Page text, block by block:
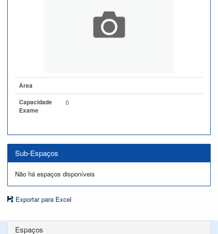
Àrea
Capacidade
Exame
0
Sub-Espaços
Não há espaços disponíveis
Exportar para Excel
Espaços